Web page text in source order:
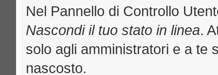
Nel Pannello di Controllo
Nascondi il tuo stato in linea.
solo agli amministratori e a te
nascosto.